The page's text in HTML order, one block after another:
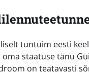
tuntuim eesti
staatuse tänu
on teatavasti